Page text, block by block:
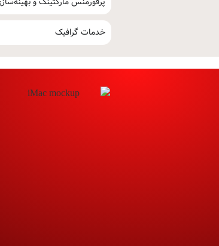
خدمات گرافیک